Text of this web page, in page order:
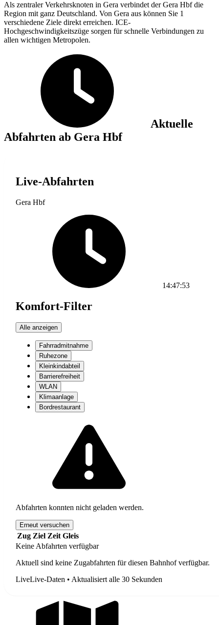
Als zentraler Verkehrsknoten in Gera verbindet der Gera Hbf die
Region mit ganz Deutschland. Von Gera aus können Sie 1
verschiedene Ziele direkt erreichen. ICE-
Hochgeschwindigkeitszüge sorgen für schnelle Verbindungen zu
allen wichtigen Metropolen.
Aktuelle
Abfahrten ab Gera Hbf
Live-Abfahrten
Gera Hbf
14:47:53
Komfort-Filter
Alle anzeigen
Fahrradmitnahme
Ruhezone
Kleinkindabteil
Barrierefreiheit
WLAN
Klimaanlage
Bordrestaurant
Abfahrten konnten nicht geladen werden.
Erneut versuchen
Zug Ziel Zeit Gleis
Keine Abfahrten verfügbar
Aktuell sind keine Zugabfahrten für diesen Bahnhof verfügbar.
LiveLive-Daten • Aktualisiert alle 30 Sekunden